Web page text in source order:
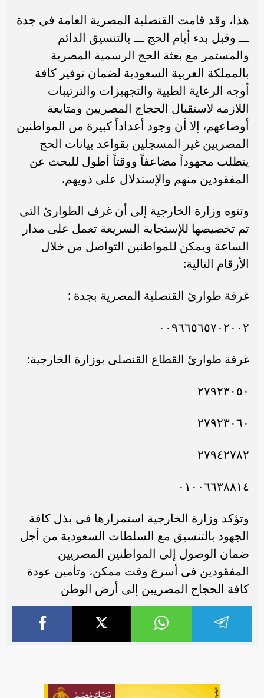
هذا، وقد قامت القنصلية المصرية العامة في جدة
ـــ وقبل بدء أيام الحج ـــ بالتنسيق الدائم
والمستمر مع بعثة الحج الرسمية المصرية
بالمملكة العربية السعودية لضمان توفير كافة
أوجه الرعاية الطبية والتجهيزات والترتيبات
اللازمه لاستقبال الحجاج المصريين ومتابعة
أوضاعهم، إلا أن وجود أعداداً كبيرة من المواطنين
المصريين غير المسجلين بقواعد بيانات الحج
يتطلب مجهوداً مضاعفاً ووقتاً أطول للبحث عن
المفقودين منهم والإستدلال على ذويهم.
وتنوه وزارة الخارجية إلى أن غرف الطوارئ التى
تم تخصيصها للإستجابة السريعة تعمل على مدار
الساعة ويمكن للمواطنين التواصل من خلال
الأرقام التالية:
غرفة طوارئ القنصلية المصرية بجدة :
٠٠٩٦٦٥٦٥٧٠٢٠٠٢
غرفة طوارئ القطاع القنصلى بوزارة الخارجية:
٢٧٩٢٣٠٥٠
٢٧٩٢٣٠٦٠
٢٧٩٤٢٧٨٢
٠١٠٠٦٦٣٨٨١٤
وتؤكد وزارة الخارجية استمرارها فى بذل كافة
الجهود بالتنسيق مع السلطات السعودية من أجل
ضمان الوصول إلى المواطنين المصريين
المفقودين فى أسرع وقت ممكن، وتأمين عودة
كافة الحجاج المصريين إلى أرض الوطن